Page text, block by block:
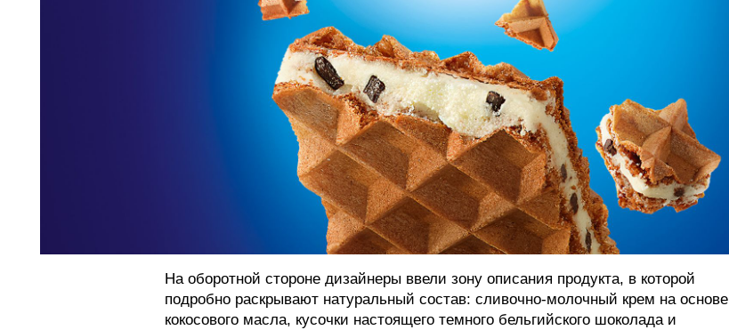
На оборотной стороне дизайнеры ввели зону описания продукта, в которой
подробно раскрывают натуральный состав: сливочно-молочный крем на основе
кокосового масла, кусочки настоящего темного бельгийского шоколада и